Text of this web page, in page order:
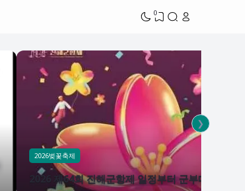
0
2026벚꽃축제
2026 제64회 진해군항제 일정부터 군부대 개방
❯